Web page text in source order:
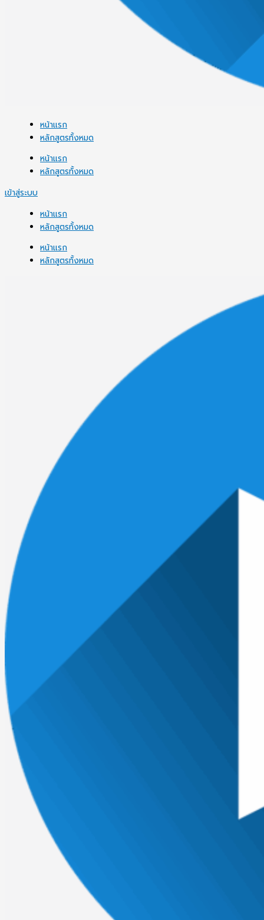
หน้าแรก
หลักสูตรทั้งหมด
หน้าแรก
หลักสูตรทั้งหมด
เข้าสู่ระบบ
หน้าแรก
หลักสูตรทั้งหมด
หน้าแรก
หลักสูตรทั้งหมด